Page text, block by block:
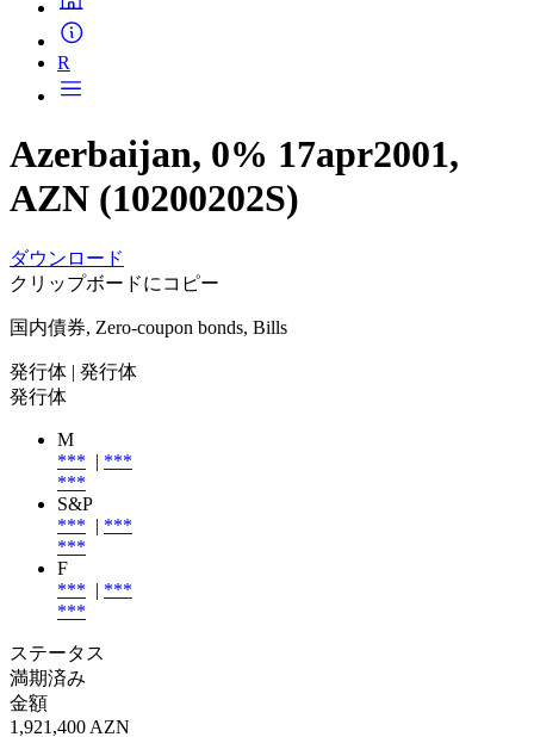
R
Azerbaijan, 0% 17apr2001,
AZN (10200202S)
ダウンロード
クリップボードにコピー
国内債券, Zero-coupon bonds, Bills
発行体 | 発行体
発行体
M
*** | ***
***
S&P
*** | ***
***
F
*** | ***
***
ステータス
満期済み
金額
1,921,400 AZN